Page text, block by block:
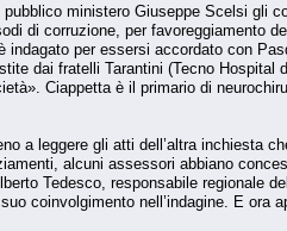
ministero Giuseppe Scelsi gli
di corruzione, per favoreggiamento
per essersi accordato con
dai fratelli Tarantini (Tecno
Ciappetta è il primario di
a leggere gli atti dell’altra inchiesta
alcuni assessori abbiano
Tedesco, responsabile regionale
coinvolgimento nell’indagine. E ora